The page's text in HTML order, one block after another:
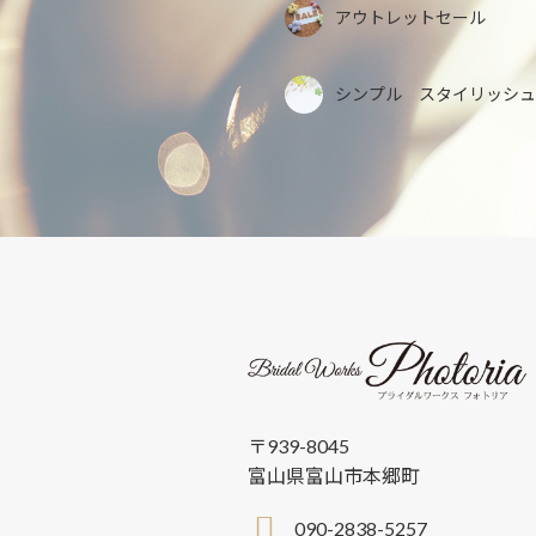
アウトレットセール
シンプル スタイリッシュ
〒939-8045
富山県富山市本郷町
090-2838-5257